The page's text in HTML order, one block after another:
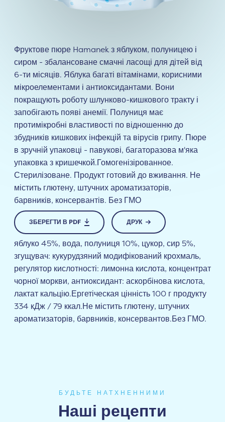
Фруктове пюре Hamanek з яблуком, полуницею і
сиром - збалансоване смачні ласощі для дітей від
6-ти місяців. Яблука багаті вітамінами, корисними
мікроелементами і антиоксидантами. Вони
покращують роботу шлунково-кишкового тракту і
запобігають появі анемії. Полуниця має
протимікробні властивості по відношенню до
збудників кишкових інфекцій та вірусів грипу. Пюре
в зручній упаковці - павукові, багаторазова м'яка
упаковка з кришечкой.Гомогенізірованное.
Стерилізоване. Продукт готовий до вживання. Не
містить глютену, штучних ароматизаторів,
барвників, консервантів. Без ГМО
ЗБЕРЕГТИ В PDF ДРУК
яблуко 45%, вода, полуниця 10%, цукор, сир 5%,
згущувач: кукурудзяний модифікований крохмаль,
регулятор кислотності: лимонна кислота, концентрат
чорної моркви, антиоксидант: аскорбінова кислота,
лактат кальцію.Ергетіческая цінність 100 г продукту
334 кДж / 79 ккал.Не містить глютену, штучних
ароматизаторів, барвників, консервантов.Без ГМО.
БУДЬТЕ НАТХНЕННИМИ
Наші рецепти